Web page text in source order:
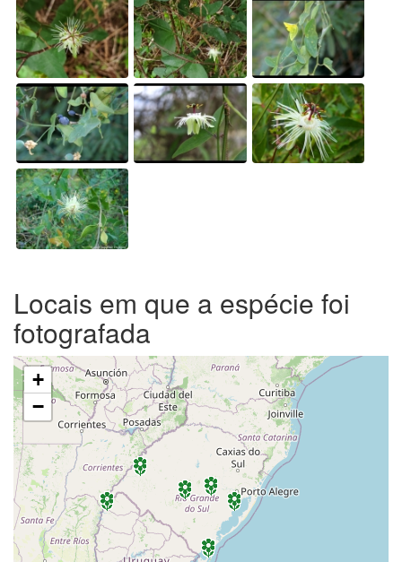
Locais em que a espécie foi
fotografada
+
−